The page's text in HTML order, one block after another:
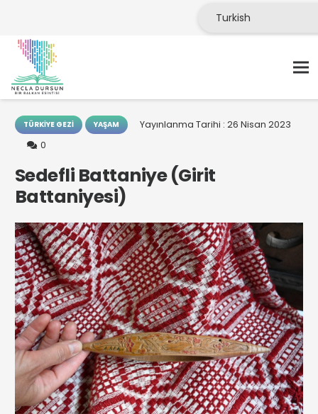
TÜRKIYE GEZI YAŞAM Yayınlanma Tarihi : 26 Nisan 2023
0
Sedefli Battaniye (Girit
Battaniyesi)